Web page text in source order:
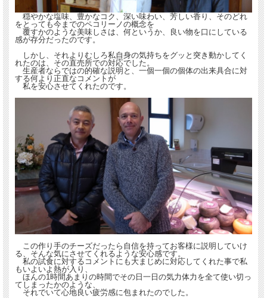
Semi Stazionato Rosso セミ・スタジオナート【ロッ
ソ】
やや柔らかみのあるsemi stazionato：セミ・スタジオナートと呼ばれるタイプ
トマトピューレを塗布したものです。
トマトピューレは表面を守るため、見た目がちょっと可愛いといった理由で塗布
されたもので
羊のチーズの甘味、使われている乳の質の良さを感じさせるベーシックで食べや
穏やかな塩味、豊かなコク、深い味わい、芳しい香り、そのどれ
をとっても今までのペコリーノの概念を
覆すかのような美味しさは、何というか、良い物を口にしている
感が存分だったのです。
しかし、それよりむしろ私自身の気持ちをグッと突き動かしてく
れたのは、その直売所での対応でした。
生産者ならではの的確な説明と、一個一個の個体の出来具合に対
する何より正直なコメントが
私を安心させてくれたのです。
この作り手のチーズだったら自信を持ってお客様に説明していけ
る、そんな気にさせてくれるような安心感です。
私の試食に対するコメントにも大まじめに対応してくれた事で私
もいよいよ熱が入り、
ほんの1時間あまりの時間でその日一日の気力体力を全て使い切っ
てしまったかのような、
それでいて心地良い疲労感に包まれたのでした。